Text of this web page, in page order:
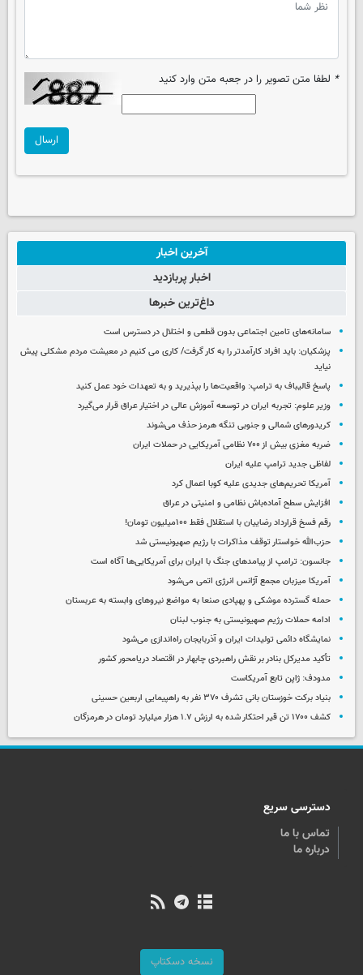
* لطفا متن تصویر را در جعبه متن وارد کنید
ارسال
آخرین اخبار
اخبار پربازدید
داغ‌ترین خبرها
سامانه‌های تامین اجتماعی بدون قطعی و اختلال در دسترس است
پزشکیان: باید افراد کارآمدتر را به کار گرفت/ کاری می کنیم در معیشت مردم مشکلی پیش
نیاید
پاسخ قالیباف به ترامپ: واقعیت‌ها را بپذیرید و به تعهدات خود عمل کنید
وزیر علوم: تجربه ایران در توسعه آموزش عالی در اختیار عراق قرار می‌گیرد
کریدورهای شمالی و جنوبی تنگه هرمز حذف می‌شوند
ضربه مغزی بیش از ۷۰۰ نظامی آمریکایی در حملات ایران
لفاظی جدید ترامپ علیه ایران
آمریکا تحریم‌های جدیدی علیه کوبا اعمال کرد
افزایش سطح آماده‌باش نظامی و امنیتی در عراق
رقم فسخ قرارداد رضاییان با استقلال فقط ۱۰۰میلیون تومان!
حزب‌الله خواستار توقف مذاکرات با رژیم صهیونیستی شد
جانسون: ترامپ از پیامدهای جنگ با ایران برای آمریکایی‌ها آگاه است
آمریکا میزبان مجمع آژانس انرژی اتمی می‌شود
حمله گسترده موشکی و پهپادی صنعا به مواضع نیروهای وابسته به عربستان
ادامه حملات رژیم صهیونیستی به جنوب لبنان
نمایشگاه دائمی تولیدات ایران و آذربایجان راه‌اندازی می‌شود
تأکید مدیرکل بنادر بر نقش راهبردی چابهار در اقتصاد دریامحور کشور
مدودف: ژاپن تابع آمریکاست
بنیاد برکت خوزستان بانی تشرف ۳۷۰ نفر به راهپیمایی اربعین حسینی
کشف ۱۷۰۰ تن قیر احتکار شده به ارزش ۱.۷ هزار میلیارد تومان در هرمزگان
دسترسی سریع
تماس با ما
درباره ما
نسخه دسکتاپ